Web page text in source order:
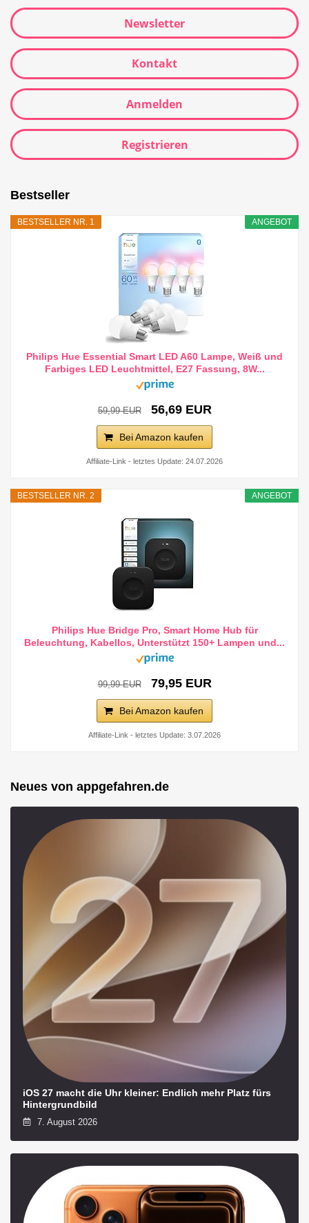
Newsletter
Kontakt
Anmelden
Registrieren
Bestseller
ANGEBOT
BESTSELLER NR. 1
Philips Hue Essential Smart LED A60 Lampe, Weiß und
Farbiges LED Leuchtmittel, E27 Fassung, 8W...
59,99 EUR 56,69 EUR
Bei Amazon kaufen
Affiliate-Link - letztes Update: 24.07.2026
ANGEBOT
BESTSELLER NR. 2
Philips Hue Bridge Pro, Smart Home Hub für
Beleuchtung, Kabellos, Unterstützt 150+ Lampen und...
99,99 EUR 79,95 EUR
Bei Amazon kaufen
Affiliate-Link - letztes Update: 3.07.2026
Neues von appgefahren.de
iOS 27 macht die Uhr kleiner: Endlich mehr Platz fürs
Hintergrundbild
7. August 2026